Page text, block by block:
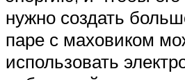
нужно создать
паре с маховиком
использовать